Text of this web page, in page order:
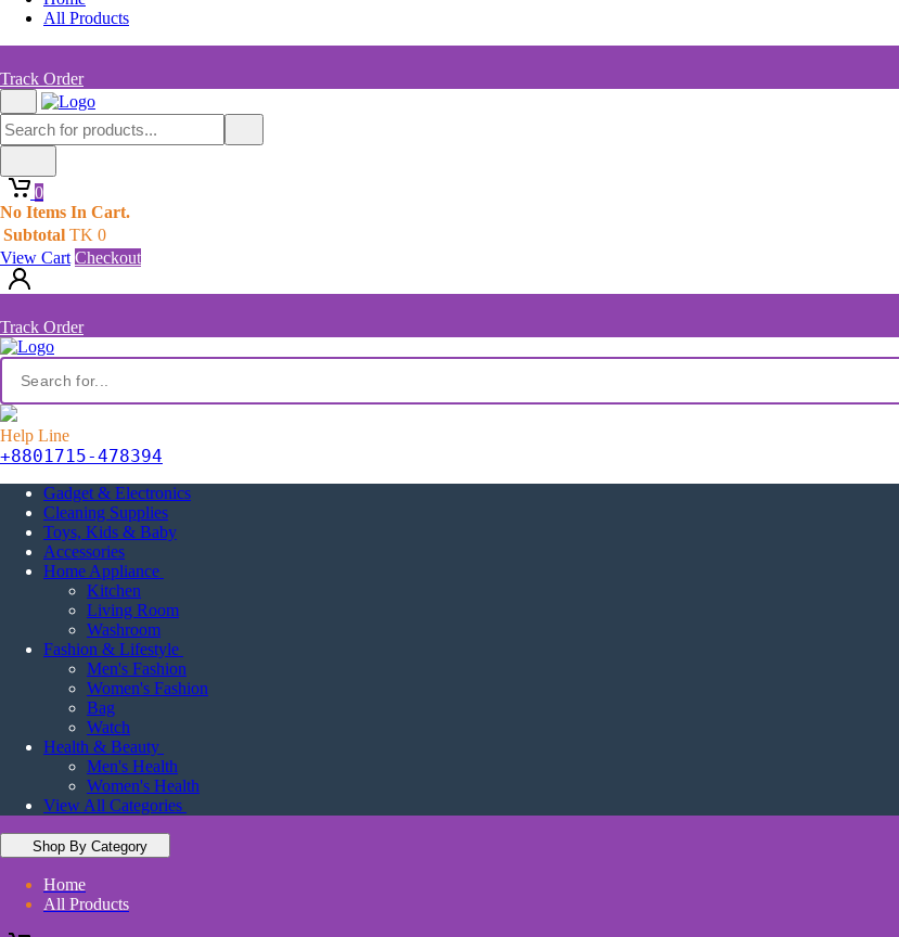
All Products
Track Order
0
No Items In Cart.
Subtotal TK 0
View Cart Checkout
Track Order
Help Line
+8801715-478394
Gadget & Electronics
Cleaning Supplies
Toys, Kids & Baby
Accessories
Home Appliance
Kitchen
Living Room
Washroom
Fashion & Lifestyle
Men's Fashion
Women's Fashion
Bag
Watch
Health & Beauty
Men's Health
Women's Health
View All Categories
Shop By Category
Home
All Products